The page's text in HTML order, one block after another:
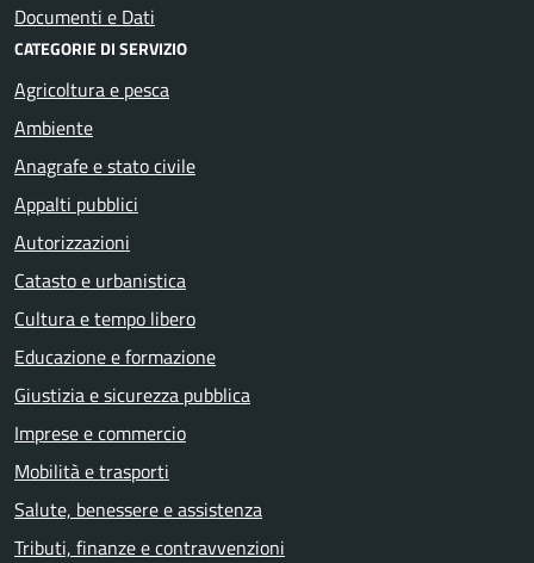
Documenti e Dati
CATEGORIE DI SERVIZIO
Agricoltura e pesca
Ambiente
Anagrafe e stato civile
Appalti pubblici
Autorizzazioni
Catasto e urbanistica
Cultura e tempo libero
Educazione e formazione
Giustizia e sicurezza pubblica
Imprese e commercio
Mobilità e trasporti
Salute, benessere e assistenza
Tributi, finanze e contravvenzioni